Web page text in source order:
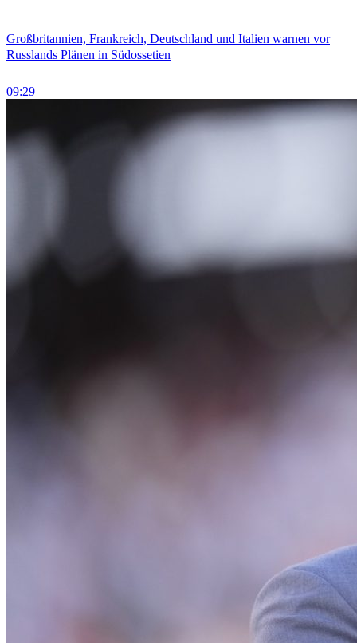
Großbritannien, Frankreich, Deutschland und Italien warnen vor
Russlands Plänen in Südossetien
09:29